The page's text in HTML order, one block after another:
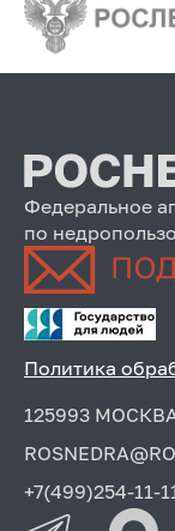
Федеральное
по
Политика
125993
+7(499)254-11-